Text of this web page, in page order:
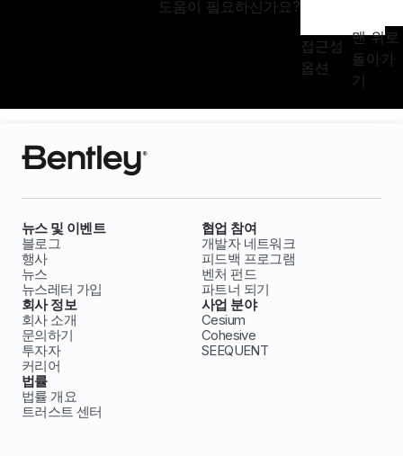
도움이 필요하신가요?
접근성
옵션
맨 위로
돌아가
기
뉴스 및 이벤트
블로그
행사
뉴스
뉴스레터 가입
협업 참여
개발자 네트워크
피드백 프로그램
벤처 펀드
파트너 되기
회사 정보
회사 소개
문의하기
투자자
커리어
사업 분야
Cesium
Cohesive
SEEQUENT
법률
법률 개요
트러스트 센터